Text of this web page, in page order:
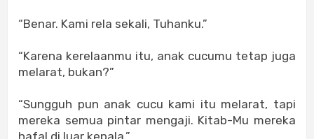
“Benar. Kami rela sekali, Tuhanku.”
“Karena kerelaanmu itu, anak cucumu tetap juga
melarat, bukan?”
“Sungguh pun anak cucu kami itu melarat, tapi
mereka semua pintar mengaji. Kitab-Mu mereka